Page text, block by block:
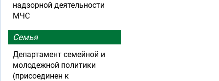
надзорной деятельности
МЧС
Семья
Департамент семейной и
молодежной политики
(присоединен к